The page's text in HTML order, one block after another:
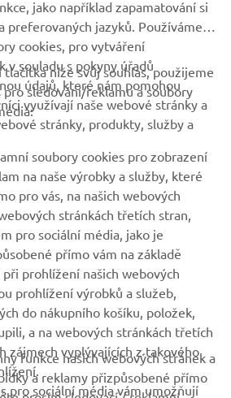
o nejnovějších nabídkách,
verzích a mnoho dalšího
jako například zapamatování si
preferovaných jazyků. Používáme
cookies, pro vytváření
v souladu s pokyny úřadů
údajů, které nám pomohou
využívají naše webové stránky a
stránky, produkty, služby a
níže svůj souhlas, použijeme
sledování/reklamu a soubory
soubory cookies pro zobrazení
na naše výrobky a služby, které
pro vás, na našich webových
stránkách třetích stran,
pro sociální média, jako je
přímo vám na základě
při prohlížení našich webových
prohlížení výrobků a služeb,
do nákupního košíku, položek,
a na webových stránkách třetích
zájmech vyplývajících z takového
pro sociální média vám umožňují
funkce našich webových stránek a
a reklamy přizpůsobené přímo